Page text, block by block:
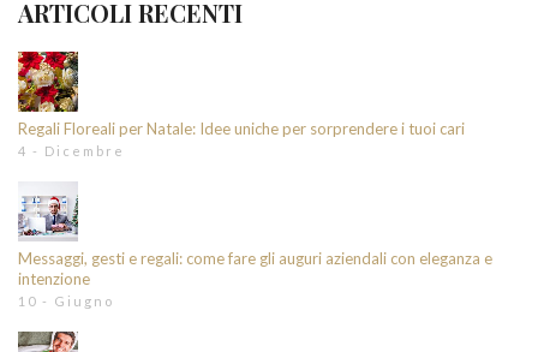
ARTICOLI RECENTI
Regali Floreali per Natale: Idee uniche per sorprendere i tuoi cari
4 - Dicembre
Messaggi, gesti e regali: come fare gli auguri aziendali con eleganza e
intenzione
10 - Giugno